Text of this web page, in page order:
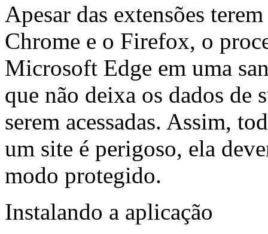
Apesar das extensões
Chrome e o Firefox, o
Microsoft Edge em uma
que não deixa os dados de
serem acessadas. Assim,
um site é perigoso, ela
modo protegido.
Instalando a aplicação